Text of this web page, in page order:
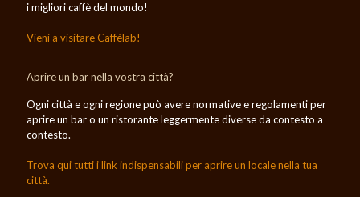
i migliori caffè del mondo!
Vieni a visitare Caffèlab!
Aprire un bar nella vostra città?
Ogni città e ogni regione può avere normative e regolamenti per
aprire un bar o un ristorante leggermente diverse da contesto a
contesto.
Trova qui tutti i link indispensabili per aprire un locale nella tua
città.